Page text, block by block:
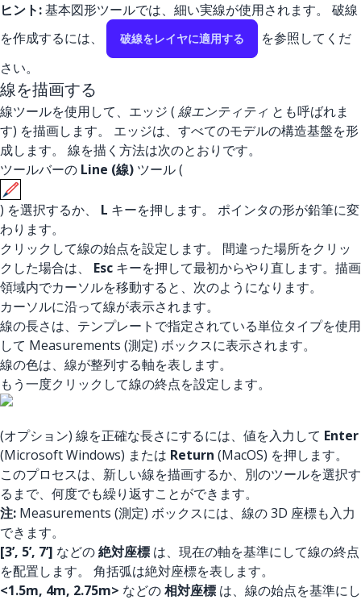
ヒント:基本図形ツールでは、細い実線が使用されます。 破線
を作成するには、
破線をレイヤに適用する
を参照してくだ
さい。
線を描画する
線ツールを使用して、エッジ ( 線エンティティ とも呼ばれま
す) を描画します。 エッジは、すべてのモデルの構造基盤を形
成します。 線を描く方法は次のとおりです。
ツールバーの Line (線) ツール (
) を選択するか、 L キーを押します。 ポインタの形が鉛筆に変
わります。
クリックして線の始点を設定します。 間違った場所をクリッ
クした場合は、 Esc キーを押して最初からやり直します。描画
領域内でカーソルを移動すると、次のようになります。
カーソルに沿って線が表示されます。
線の長さは、テンプレートで指定されている単位タイプを使用
して Measurements (測定) ボックスに表示されます。
線の色は、線が整列する軸を表します。
もう一度クリックして線の終点を設定します。
(オプション) 線を正確な長さにするには、値を入力して Enter
(Microsoft Windows) または Return (MacOS) を押します。
このプロセスは、新しい線を描画するか、別のツールを選択す
るまで、何度でも繰り返すことができます。
注: Measurements (測定) ボックスには、線の 3D 座標も入力
できます。
[3’, 5’, 7’] などの絶対座標 は、現在の軸を基準にして線の終点
を配置します。 角括弧は絶対座標を表します。
<1.5m, 4m, 2.75m> などの相対座標 は、線の始点を基準にし